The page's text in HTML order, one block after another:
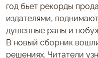
год бьет рекорды
издателями,
душевные раны и
В новый сборник
решениях. Читатели